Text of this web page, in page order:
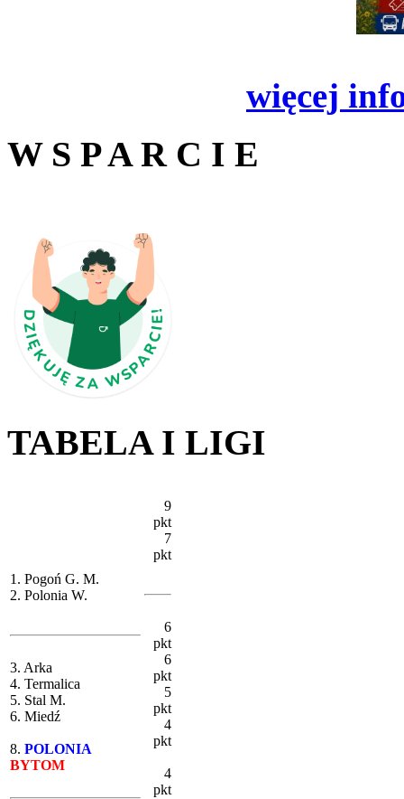
więcej
W S P A R C I E
TABELA I LIGI
1. Pogoń G. M.
2. Polonia W.
3. Arka
4. Termalica
5. Stal M.
6. Miedź
8. POLONIA
BYTOM
9
pkt
7
pkt
6
pkt
6
pkt
5
pkt
4
pkt
4
pkt